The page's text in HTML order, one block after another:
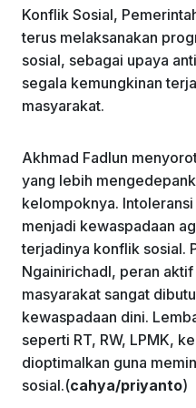
Konflik Sosial,
terus melaksanakan
sosial, sebagai upaya
segala kemungkinan
masyarakat.
Akhmad Fadlun
yang lebih
kelompoknya.
menjadi kewaspadaan
terjadinya konflik sosial.
Ngainirichadl, peran
masyarakat sangat
kewaspadaan dini.
seperti RT, RW, LPMK,
dioptimalkan guna
sosial.(cahya/priyanto)